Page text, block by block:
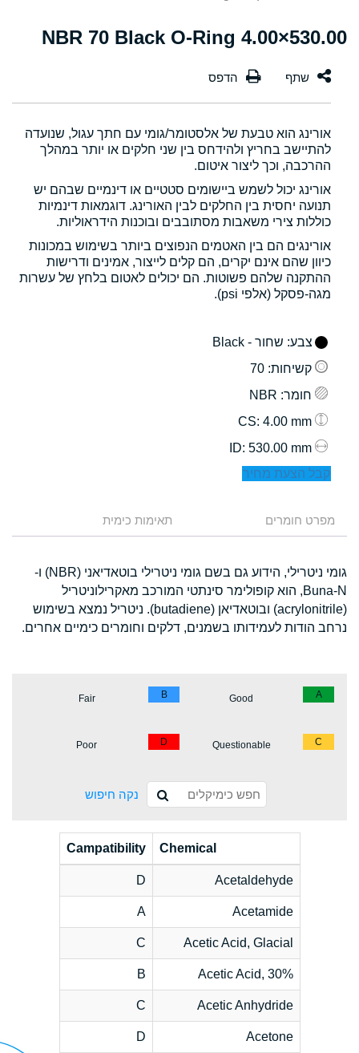
530.00×4.00 NBR 70 Black O-Ring
אורינג הוא טבעת של אלסטומר/גומי עם חתך עגול, שנועדה
להתיישב בחריץ ולהידחס בין שני חלקים או יותר במהלך
ההרכבה, וכך ליצור איטום.
אורינג יכול לשמש ביישומים סטטיים או דינמיים שבהם יש
תנועה יחסית בין החלקים לבין האורינג. דוגמאות דינמיות
כוללות צירי משאבות מסתובבים ובוכנות הידראוליות.
אורינגים הם בין האטמים הנפוצים ביותר בשימוש במכונות
כיוון שהם אינם יקרים, הם קלים לייצור, אמינים ודרישות
ההתקנה שלהם פשוטות. הם יכולים לאטום בלחץ של עשרות
מגה-פסקל (אלפי psi).
צבע: שחור - Black
קשיחות: 70
חומר: NBR
: 4.00 mm
: 530.00 mm
קבל הצעת מחיר
מפרט חומרים תאימות כימית
גומי ניטרילי, הידוע גם בשם גומי ניטרילי בוטאדיאני (NBR) ו-
Buna-N, הוא קופולימר סינתטי המורכב מאקרילוניטריל
(acrylonitrile) ובוטאדיאן (butadiene). ניטריל נמצא בשימוש
נרחב הודות לעמידותו בשמנים, דלקים וחומרים כימיים אחרים.
A
Good
B
Fair
C
Questionable
D
Poor
נקה חיפוש
Chemical
Campatibility
Acetaldehyde
D
Acetamide
A
Acetic Acid, Glacial
C
Acetic Acid, 30%
B
Acetic Anhydride
C
Acetone
D